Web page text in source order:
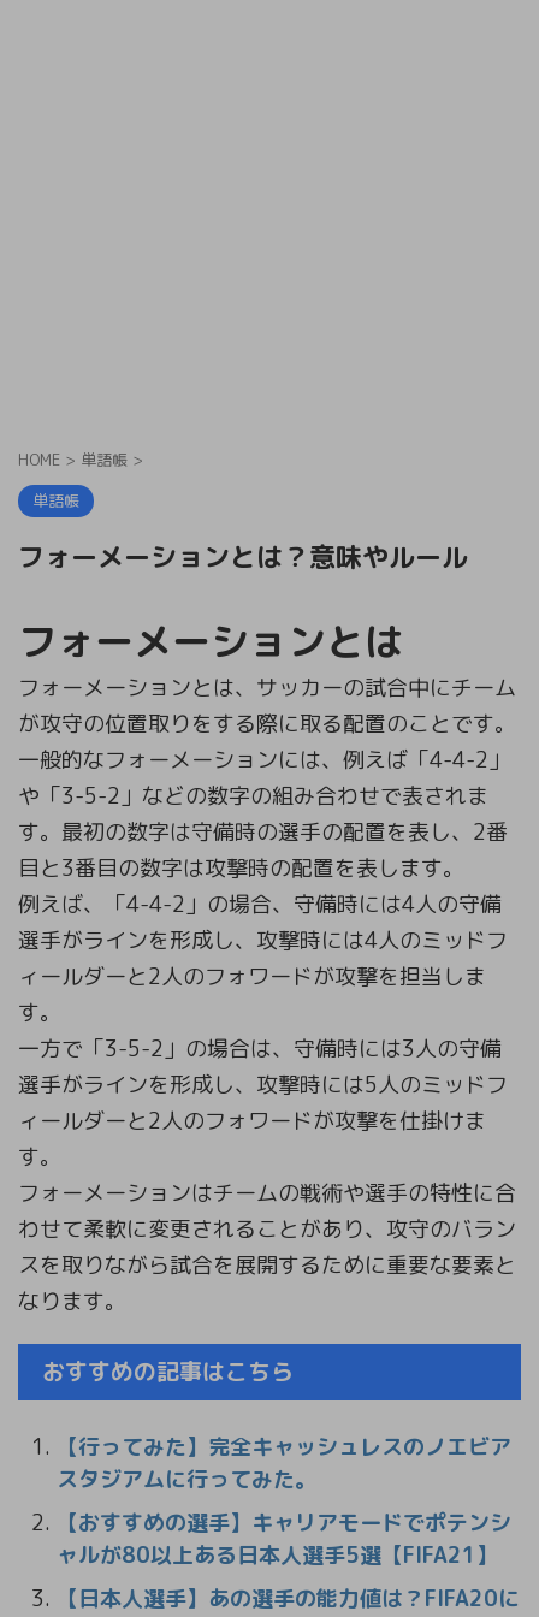
HOME > 単語帳 >
単語帳
フォーメーションとは？意味やルール
フォーメーションとは
フォーメーションとは、サッカーの試合中にチーム
が攻守の位置取りをする際に取る配置のことです。
一般的なフォーメーションには、例えば「4-4-2」
や「3-5-2」などの数字の組み合わせで表されま
す。最初の数字は守備時の選手の配置を表し、2番
目と3番目の数字は攻撃時の配置を表します。
例えば、「4-4-2」の場合、守備時には4人の守備
選手がラインを形成し、攻撃時には4人のミッドフ
ィールダーと2人のフォワードが攻撃を担当しま
す。
一方で「3-5-2」の場合は、守備時には3人の守備
選手がラインを形成し、攻撃時には5人のミッドフ
ィールダーと2人のフォワードが攻撃を仕掛けま
す。
フォーメーションはチームの戦術や選手の特性に合
わせて柔軟に変更されることがあり、攻守のバラン
スを取りながら試合を展開するために重要な要素と
なります。
おすすめの記事はこちら
【行ってみた】完全キャッシュレスのノエビア
スタジアムに行ってみた。
【おすすめの選手】キャリアモードでポテンシ
ャルが80以上ある日本人選手5選【FIFA21】
【日本人選手】あの選手の能力値は？FIFA20に